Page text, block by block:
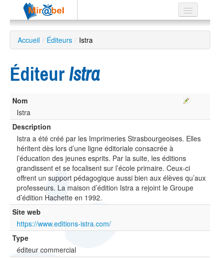
Le réseau
Soutien
Listes
Recherche
avancée
EN
ES
?
Accueil / Éditeurs / Istra
Éditeur Istra
Nom
Istra
Description
Istra a été créé par les Imprimeries Strasbourgeoises. Elles
héritent dès lors d’une ligne éditoriale consacrée à
l’éducation des jeunes esprits. Par la suite, les éditions
grandissent et se focalisent sur l’école primaire. Ceux-ci
offrent un support pédagogique aussi bien aux élèves qu’aux
professeurs. La maison d’édition Istra a rejoint le Groupe
d’édition Hachette en 1992.
Site web
https://www.editions-istra.com/
Type
éditeur commercial